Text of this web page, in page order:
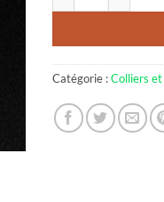
Catégorie :Colliers